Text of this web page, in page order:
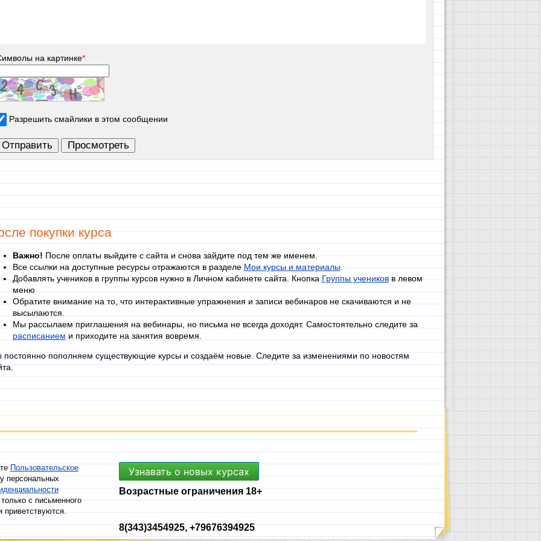
на картинке*
Разрешить смайлики в этом сообщении
покупки курса
Важно!После оплаты выйдите с сайта и снова зайдите под тем же именем.
Все ссылки на доступные ресурсы отражаются в разделеМои курсы и материалы.
Добавлять учеников в группы курсов нужно в Личном кабинете сайта. КнопкаГруппы учениковв левом
меню
Обратите внимание на то, что интерактивные упражнения и записи вебинаров не скачиваются и не
высылаются.
Мы рассылаем приглашения на вебинары, но письма не всегда доходят. Самостоятельно следите за
расписанием и приходите на занятия вовремя.
пополняем существующие курсы и создаём новые. Следите за изменениями по новостям
Пользовательское
персональных
с письменного
приветствуются.
Узнавать о новых курсах
Возрастные ограничения 18+
8(343)3454925, +79676394925